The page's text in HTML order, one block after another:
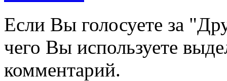
Если Вы голосуете за
чего Вы используете
комментарий.